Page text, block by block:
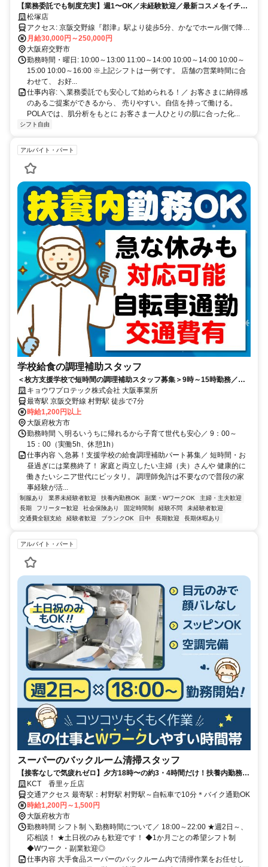
【業務委託でも制度充実】週1〜OK／未経験歓迎／最新コスメをイチ早
くお試し♪お客様も自分もキレイに／Wワーク・副業
松塚店
アクセス: 京阪交野線『郡津』駅より徒歩5分、かなでホール側で降り
ていただき、交野幼稚園正面。
月給30,000円～250,000円
大阪府交野市
勤務時間・曜日: 10:00～13:00 11:00～14:00 10:00～14:00 10:00～
15:00 10:00～16:00 ※上記シフトは一例です。 店舗の営業時間に合
わせて、 お好...
仕事内容: ＼業務委託でも安心して始められる！／ お客さまに納得感
のあるご提案ができるから、 売りやすい。自信を持って働ける。
POLAでは、肌分析をもとに お客さま一人ひとりの肌に合った化...
シフト自由
アルバイト・パート
学校給食の調理補助スタッフ
＜枚方支援学校で短時間の調理補助スタッフ募集＞9時～15時勤務／交
通費全額支給／扶養内勤務OK
キョウワプロテック株式会社 大阪事業所
最寄駅 京阪交野線 村野駅 徒歩で7分
時給1,200円以上
大阪府枚方市
勤務時間 ＼明るいうちに帰れるから子育て世代も安心／ 9：00～
15：00（実働5h、休憩1h）
仕事内容 ＼急募！支援学校の給食調理補助パート募集／ 短時間・お
昼過ぎには業務終了！ 家庭と両立したい主婦（夫）さんや 健康的に
働きたいシニア世代にピッタリ。 調理師免許は不要なので普段の家
事経験が活...
制服あり 業界未経験者歓迎 扶養内勤務OK 副業・WワークOK
主婦・主夫歓迎
長期
フリーター歓迎 社会保険あり 固定時間制 経験不問
未経験者歓迎
交通費全額支給
経験者歓迎 ブランクOK 日中 長期歓迎 長期休暇あり
アルバイト・パート
スーパーのバックルーム清掃スタッフ
【接客なしで気疲れゼロ】夕方18時〜の約3・4時間だけ！扶養内勤務
OK/副業・WワークOK！ 週2～の短時間勤務！シフト融通抜群！
KCT 香里ヶ丘店
交通アクセス 最寄駅：村野駅 村野駅～自転車で10分＊バイク通勤OK
時給1,200円～1,500円
大阪府枚方市
勤務時間 シフト制 ＼勤務時間について／ 18:00～22:00 ★週2日～、
応相談！ ★土日祝のみも歓迎です！ ◆1か月ごとの希望シフト制
◆Wワーク・副業歓迎◎
仕事内容 大手食品スーパーのバックルーム内で清掃作業をお任せし